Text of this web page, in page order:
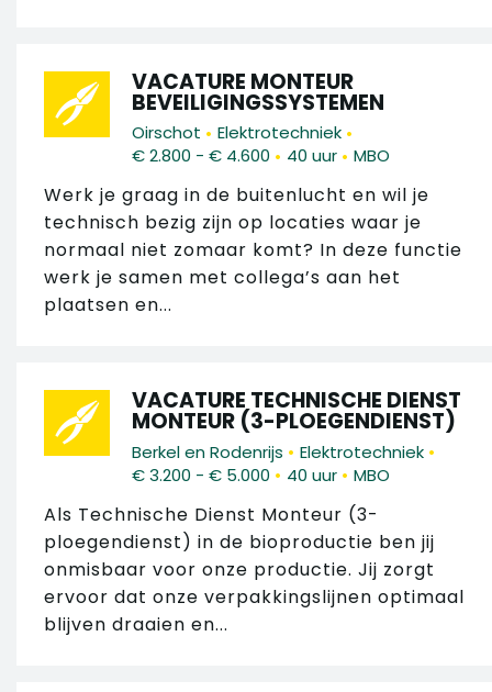
VACATURE MONTEUR
BEVEILIGINGSSYSTEMEN
Oirschot • Elektrotechniek •
€ 2.800 - € 4.600 • 40 uur • MBO
Werk je graag in de buitenlucht en wil je
technisch bezig zijn op locaties waar je
normaal niet zomaar komt? In deze functie
werk je samen met collega’s aan het
plaatsen en...
VACATURE TECHNISCHE DIENST
MONTEUR (3-PLOEGENDIENST)
Berkel en Rodenrijs • Elektrotechniek •
€ 3.200 - € 5.000 • 40 uur • MBO
Als Technische Dienst Monteur (3-
ploegendienst) in de bioproductie ben jij
onmisbaar voor onze productie. Jij zorgt
ervoor dat onze verpakkingslijnen optimaal
blijven draaien en...